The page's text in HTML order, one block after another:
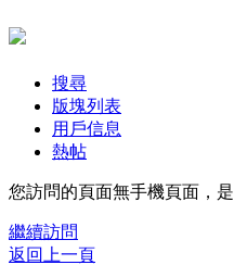
搜尋
版塊列表
用戶信息
熱帖
您訪問的頁面無手機頁面，
繼續訪問
返回上一頁